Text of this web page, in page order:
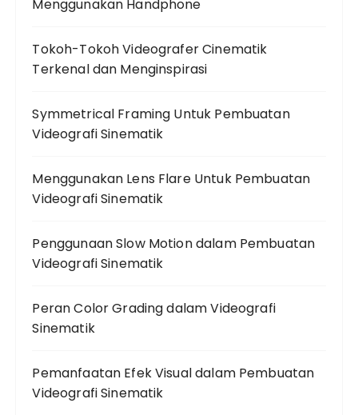
Menggunakan Handphone
Tokoh-Tokoh Videografer Cinematik
Terkenal dan Menginspirasi
Symmetrical Framing Untuk Pembuatan
Videografi Sinematik
Menggunakan Lens Flare Untuk Pembuatan
Videografi Sinematik
Penggunaan Slow Motion dalam Pembuatan
Videografi Sinematik
Peran Color Grading dalam Videografi
Sinematik
Pemanfaatan Efek Visual dalam Pembuatan
Videografi Sinematik